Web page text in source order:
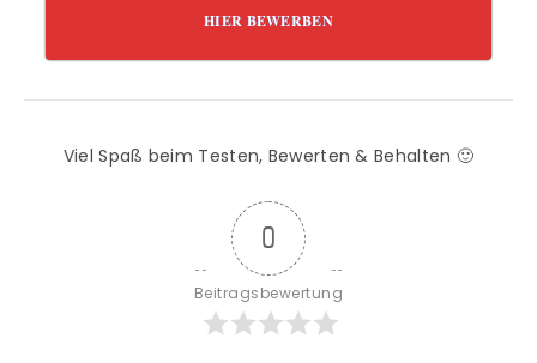
HIER BEWERBEN
Viel Spaß beim Testen, Bewerten & Behalten 🙂
0
Beitragsbewertung